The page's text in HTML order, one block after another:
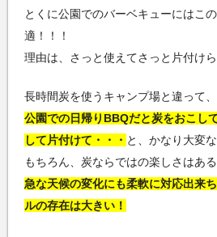
とくに公園でのバーベキューにはこ
適！！！
理由は、さっと使えてさっと片付けら
長時間炭を使うキャンプ場と違って、
公園での日帰りBBQだと炭をおこし
して片付けて・・・ と、かなり大変な
もちろん、炭ならではの楽しさはあ
急な天候の変化にも柔軟に対応出来
ルの存在は大きい！